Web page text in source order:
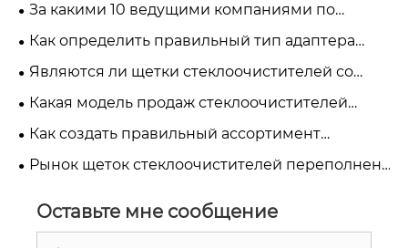
За какими 10 ведущими компаниями по
производству щеток стеклоочистителей стоит
следить в 2026 году?
Как определить правильный тип адаптера
стеклоочистителя для любого автомобиля
Являются ли щетки стеклоочистителей со
встроенным распылителем вашей следующей
возможностью роста?
Какая модель продаж стеклоочистителей
лучше всего подходит вашему бизнесу?
Как создать правильный ассортимент
продукции для щеток стеклоочистителя для
Рынок щеток стеклоочистителей переполнен.
Оставьте мне сообщение